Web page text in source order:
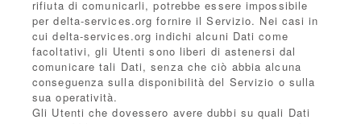
rifiuta di comunicarli, potrebbe essere impossibile
per delta-services.org fornire il Servizio. Nei casi in
cui delta-services.org indichi alcuni Dati come
facoltativi, gli Utenti sono liberi di astenersi dal
comunicare tali Dati, senza che ciò abbia alcuna
conseguenza sulla disponibilità del Servizio o sulla
sua operatività.
Gli Utenti che dovessero avere dubbi su quali Dati